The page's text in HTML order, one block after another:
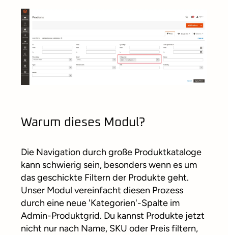
Warum dieses Modul?
Die Navigation durch große Produktkataloge
kann schwierig sein, besonders wenn es um
das geschickte Filtern der Produkte geht.
Unser Modul vereinfacht diesen Prozess
durch eine neue 'Kategorien'-Spalte im
Admin-Produktgrid. Du kannst Produkte jetzt
nicht nur nach Name, SKU oder Preis filtern,